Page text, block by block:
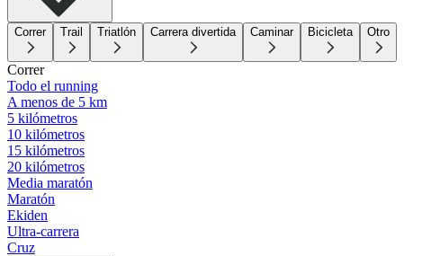
Correr Trail Triatlón Carrera divertida Caminar Bicicleta Otro
Correr
Todo el running
A menos de 5 km
5 kilómetros
10 kilómetros
15 kilómetros
20 kilómetros
Media maratón
Maratón
Ekiden
Ultra-carrera
Cruz